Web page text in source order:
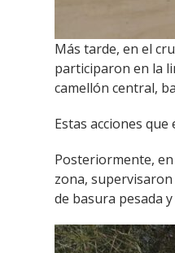
Más tarde, en el
participaron en la
camellón central,
Estas acciones
Posteriormente, en
zona,
de basura pesada